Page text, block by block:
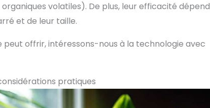
volatiles). De plus, leur efficacité dépend
et de leur taille.
peut offrir, intéressons-nous à la technologie avec
pratiques